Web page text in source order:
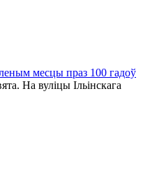
месцы праз 100 гадоў
На вуліцы Ільінскага